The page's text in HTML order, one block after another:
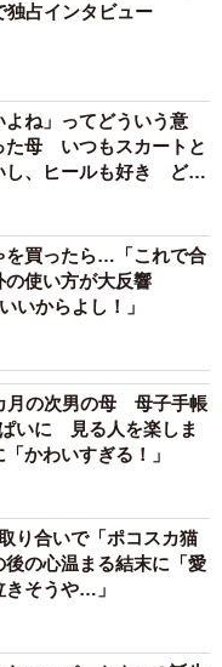
独占インタビュー
よね」ってどういう意
母 いつもスカートと
し、ヒールも好き どの
を買ったら…「これで合
の使い方が大反響
いからよし！」
月の次男の母 母子手帳
いに 見る人を楽しま
かわいすぎる！」
り合いで「ポコスカ猫
の心温まる結末に「愛
きそうや…」